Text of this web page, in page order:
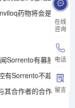
在线
咨询
电话
留言
药物将会是
Sorrento有募股
有Sorrento不超
其合作者的合作